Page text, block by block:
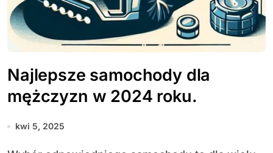
Najlepsze samochody dla
mężczyzn w 2024 roku.
kwi 5, 2025